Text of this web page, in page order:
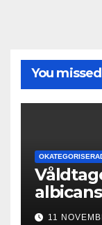
You missed
11